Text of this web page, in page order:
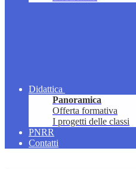
Didattica
Panoramica
Offerta formativa
I progetti delle classi
PNRR
Contatti